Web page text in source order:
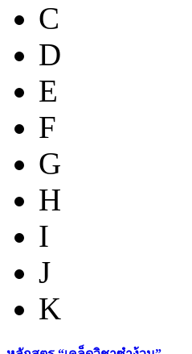
C
D
E
F
G
H
I
J
K